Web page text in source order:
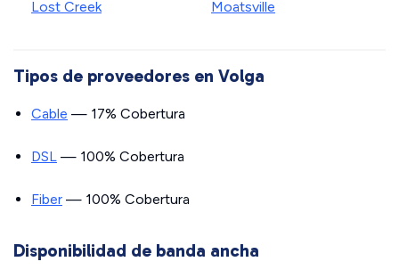
Lost Creek Moatsville
Tipos de proveedores en Volga
Cable — 17% Cobertura
DSL — 100% Cobertura
Fiber — 100% Cobertura
Disponibilidad de banda ancha